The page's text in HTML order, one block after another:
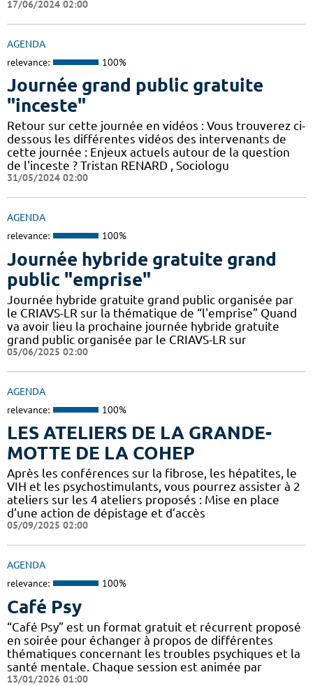
17/06/2024 02:00
AGENDA
relevance: 100%
Journée grand public gratuite
"inceste"
Retour sur cette journée en vidéos : Vous trouverez ci-
dessous les différentes vidéos des intervenants de
cette journée : Enjeux actuels autour de la question
de l'inceste ? Tristan RENARD , Sociologu
31/05/2024 02:00
AGENDA
relevance: 100%
Journée hybride gratuite grand
public "emprise"
Journée hybride gratuite grand public organisée par
le CRIAVS-LR sur la thématique de “l'emprise” Quand
va avoir lieu la prochaine journée hybride gratuite
grand public organisée par le CRIAVS-LR sur
05/06/2025 02:00
AGENDA
relevance: 100%
LES ATELIERS DE LA GRANDE-
MOTTE DE LA COHEP
Après les conférences sur la fibrose, les hépatites, le
VIH et les psychostimulants, vous pourrez assister à 2
ateliers sur les 4 ateliers proposés : Mise en place
d’une action de dépistage et d’accès
05/09/2025 02:00
AGENDA
relevance: 100%
Café Psy
“Café Psy” est un format gratuit et récurrent proposé
en soirée pour échanger à propos de différentes
thématiques concernant les troubles psychiques et la
santé mentale. Chaque session est animée par
13/01/2026 01:00